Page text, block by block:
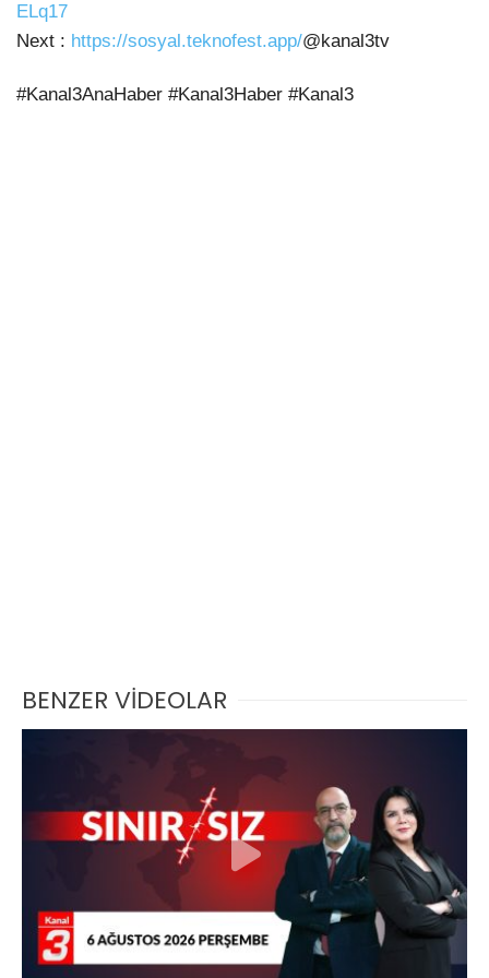
ELq17
Next : https://sosyal.teknofest.app/@kanal3tv
#Kanal3AnaHaber #Kanal3Haber #Kanal3
BENZER VİDEOLAR